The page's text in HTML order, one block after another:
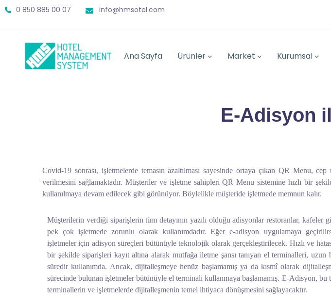
0 850 885 00 07 info@hmsotel.com
Ana Sayfa Ürünler Market Kurumsal
E-Adisyon
Covid-19 sonrası, işletmelerde temasın azaltılması sayesinde ortaya çıkan QR Menu,
verilmesini sağlamaktadır. Müşteriler ve işletme sahipleri QR Menu sistemine hızlı bir
kullanılmaya devam edilecek gibi görünüyor. Böylelikle müşteride işletmede memnun kalır.
Müşterilerin verdiği siparişlerin tüm detayının yazılı olduğu adisyonlar restoranlar, kafeler
pek çok işletmede zorunlu olarak kullanımdadır. Eğer e-adisyon uygulamaya
işletmeler için adisyon süreçleri bütünüyle teknolojik olarak gerçekleştirilecek. Hızlı ve
bir şekilde siparişleri kayıt altına alarak mutfağa iletme şansı tanıyan el terminalleri, uzun
süredir kullanımda. Ancak, dijitalleşmeye henüz başlamamış ya da kısmî olarak
sürecinde bulunan işletmeler bütünüyle el terminali kullanmaya başlamamış. E-Adisyon, bu
terminallerin ve işletmelerde dijitalleşmenin temel ihtiyaca dönüşmesini sağlayacaktır.